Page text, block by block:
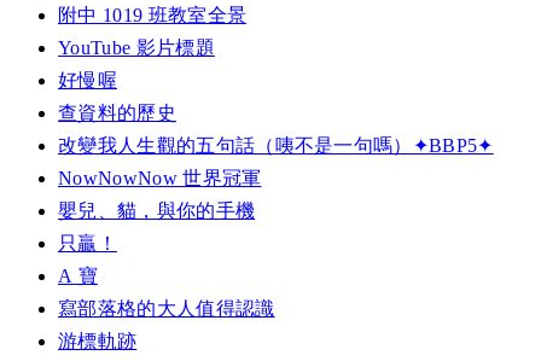
附中 1019 班教室全景
YouTube 影片標題
好慢喔
查資料的歷史
改變我人生觀的五句話（咦不是一句嗎）✦BBP5✦
NowNowNow 世界冠軍
嬰兒、貓，與你的手機
只贏！
A 寶
寫部落格的大人值得認識
游標軌跡